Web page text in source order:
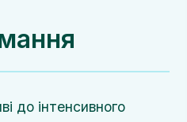
до інтенсивного